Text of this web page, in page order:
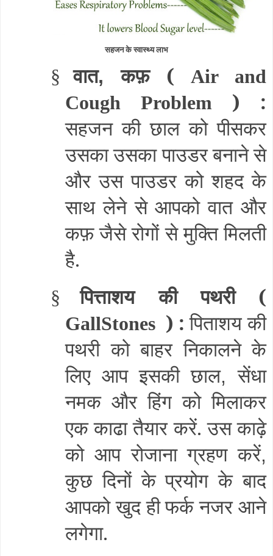
सहजन के स्वास्थ्य लाभ
§ वात,कफ़ ( Air and
Cough Problem ) :
सहजन की छाल को पीसकर
उसका उसका पाउडर बनाने से
और उस पाउडर को शहद के
साथ लेने से आपको वात और
कफ़ जैसे रोगों से मुक्ति मिलती
है.
§ पित्ताशय की पथरी (
GallStones ) :पिताशय की
पथरी को बाहर निकालने के
लिए आप इसकी छाल,सेंधा
नमक और हिंग को मिलाकर
एक काढा तैयार करें. उस काढ़े
को आप रोजाना ग्रहण करें,
कुछ दिनों के प्रयोग के बाद
आपको खुद ही फर्क नजर आने
लगेगा.